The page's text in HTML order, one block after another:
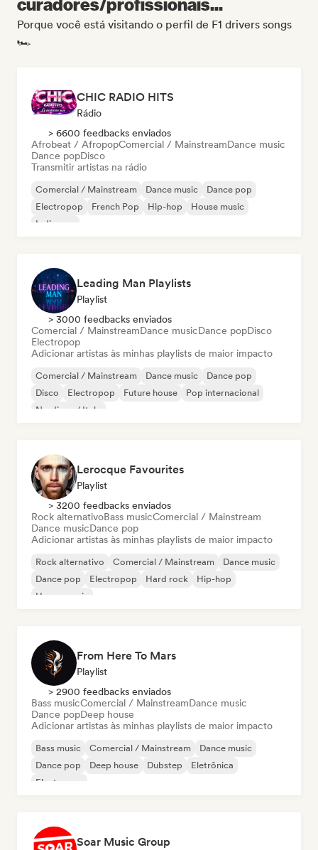
Porque você está visitando o perfil de F1 drivers songs
🏎️
CHIC RADIO HITS
Rádio
> 6600 feedbacks enviados
Afrobeat / AfropopComercial / MainstreamDance music
Dance popDisco
Transmitir artistas na rádio
Comercial / Mainstream Dance music
Dance pop
Electropop
French Pop Hip-hop
House music
Indie pop
Leading Man Playlists
Playlist
> 3000 feedbacks enviados
Comercial / MainstreamDance musicDance popDisco
Electropop
Adicionar artistas às minhas playlists de maior impacto
Comercial / Mainstream Dance music
Dance pop
Disco
Electropop Future house
Pop internacional
Nu-disco / Italo
Lerocque Favourites
Playlist
> 3200 feedbacks enviados
Rock alternativoBass musicComercial / Mainstream
Dance musicDance pop
Adicionar artistas às minhas playlists de maior impacto
Rock alternativo Comercial / Mainstream
Dance music
Dance pop
Electropop Hard rock
Hip-hop
House music
From Here To Mars
Playlist
> 2900 feedbacks enviados
Bass musicComercial / MainstreamDance music
Dance popDeep house
Adicionar artistas às minhas playlists de maior impacto
Bass music Comercial / Mainstream
Dance music
Dance pop
Deep house Dubstep
Eletrônica
Electropop
Soar Music Group